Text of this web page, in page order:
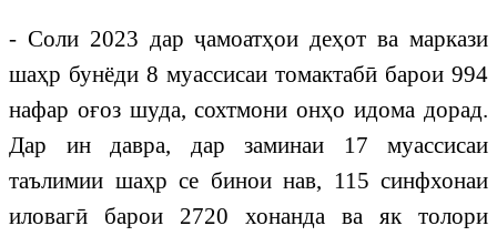
- Соли 2023 дар ҷамоатҳои деҳот ва маркази
шаҳр бунёди 8 муассисаи томактабӣ барои 994
нафар оғоз шуда, сохтмони онҳо идома дорад.
Дар ин давра, дар заминаи 17 муассисаи
таълимии шаҳр се бинои нав, 115 синфхонаи
иловагӣ барои 2720 хонанда ва як толори